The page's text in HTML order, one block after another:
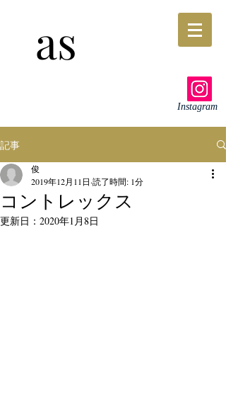
as
Instagram
記事
コントレックス
俊
2019年12月11日 読了時間: 1分
更新日： 2020年1月8日